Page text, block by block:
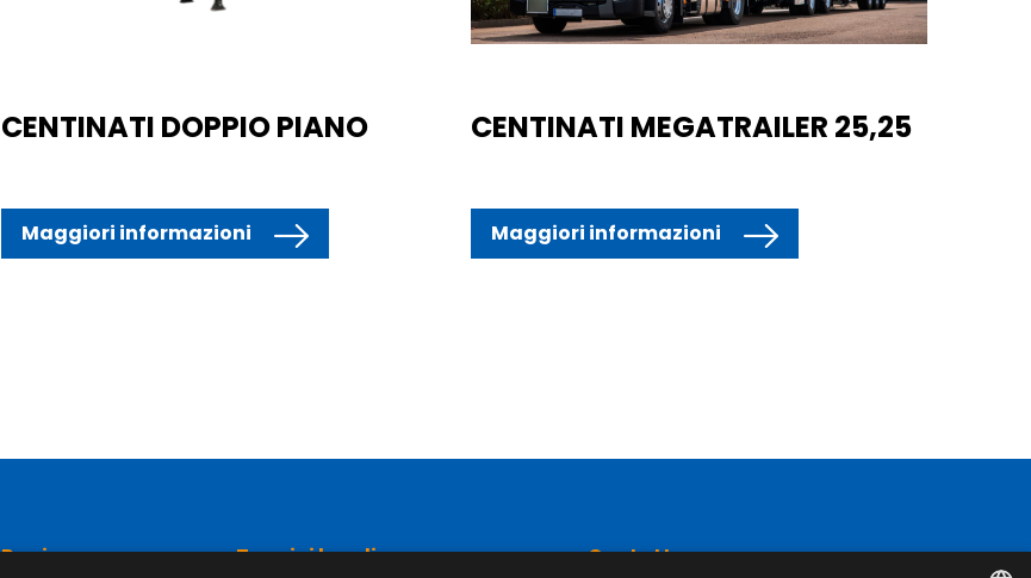
CENTINATI DOPPIO PIANO
Maggiori informazioni
CENTINATI MEGATRAILER 25,25
Maggiori informazioni
Pagine Termini legali Contatto